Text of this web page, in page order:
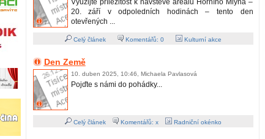
Využijte příležitost k návštěvě areálu Horního Mlýna –
20. září v odpoledních hodinách – tento den
otevřených ...
Celý článek Komentářů: 0 Kulturní akce
Den Země
10. duben 2025, 10:46, Michaela Pavlasová
Pojďte s námi do pohádky...
Celý článek Komentářů: x Radniční okénko